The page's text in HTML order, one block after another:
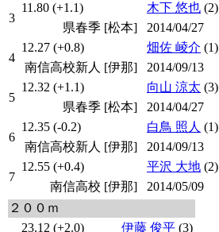
3
11.80 (+1.1) 木下 悠也 (2)
県春季 [松本]
2014/04/27
4
12.27 (+0.8) 畑佐 崚介 (1)
南信高校新人 [伊那]
2014/09/13
5
12.32 (+1.1) 向山 涼太 (3)
県春季 [松本]
2014/04/27
6
12.35 (-0.2) 白鳥 照人 (1)
南信高校新人 [伊那]
2014/09/13
7
12.55 (+0.4) 平沢 大地 (2)
南信高校 [伊那]
2014/05/09
２００ｍ
23.12 (+2.0) 伊藤 俊平 (3)